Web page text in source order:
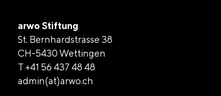
arwo Stiftung
St. Bernhardstrasse 38
CH-5430 Wettingen
T +41 56 437 48 48
admin(at)arwo.ch